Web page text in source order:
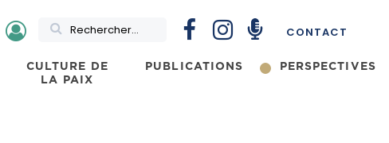
Rechercher CONTACT
CULTURE DE
LA PAIX
PUBLICATIONS PERSPECTIVES